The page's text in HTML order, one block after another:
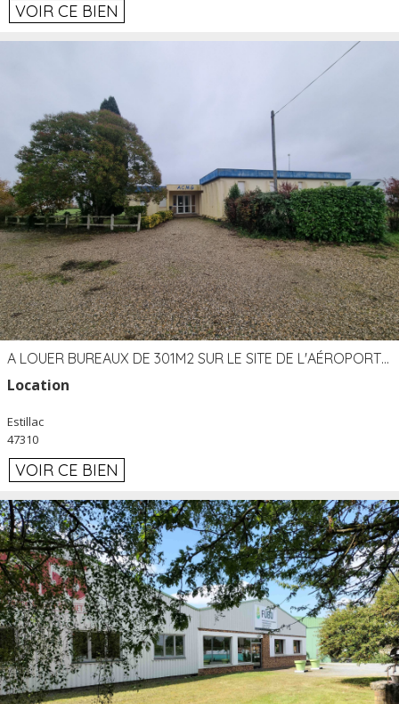
VOIR CE BIEN
A LOUER BUREAUX DE 301M2 SUR LE SITE DE L'AÉROPORT AGEN LA GARENNE
Location
Estillac
47310
VOIR CE BIEN